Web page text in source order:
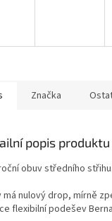
Značka
popis produktu
obuv středního
má nulový drop, mírně
flexibilní podešev